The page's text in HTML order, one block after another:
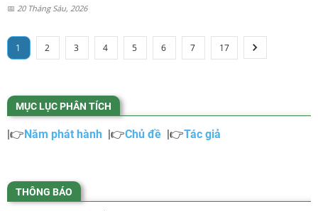
20 Tháng Sáu, 2026
1 2 3 4 5 6 7 17
MỤC LỤC PHÂN TÍCH
|👉 Năm phát hành |👉Chủ đề |👉Tác giả
THÔNG BÁO